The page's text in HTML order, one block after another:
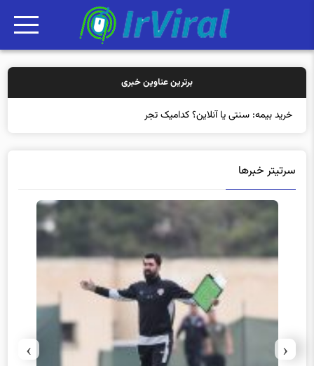
برترین عناوین خبری
خرید بیمه: سنتی یا آنلاین؟ کدامیک تجربه بهتری ب
سرتیتر خبرها
‹
›